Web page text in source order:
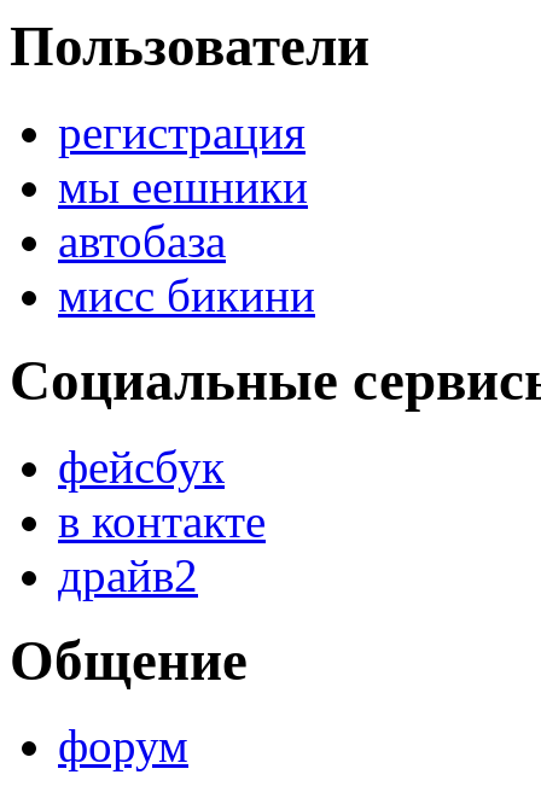
Пользователи
регистрация
мы еешники
автобаза
мисс бикини
Социальные
фейсбук
в контакте
драйв2
Общение
форум